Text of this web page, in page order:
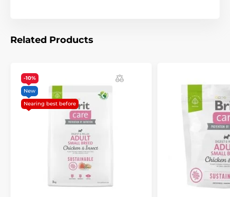
Složení:
Related Products
-10%
New
Nearing best before